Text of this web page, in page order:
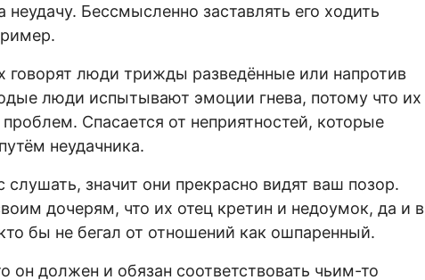
неудачу. Бессмысленно заставлять его ходить
говорят люди трижды разведённые или напротив
люди испытывают эмоции гнева, потому что их
Спасается от неприятностей, которые
неудачника.
значит они прекрасно видят ваш позор.
дочерям, что их отец кретин и недоумок, да и в
бы не бегал от отношений как ошпаренный.
он должен и обязан соответствовать чьим-то